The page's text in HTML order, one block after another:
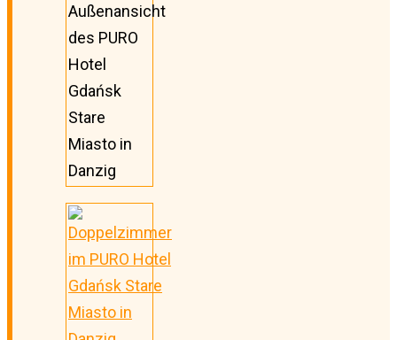
Außenansicht
des PURO
Hotel
Gdańsk
Stare
Miasto in
Danzig